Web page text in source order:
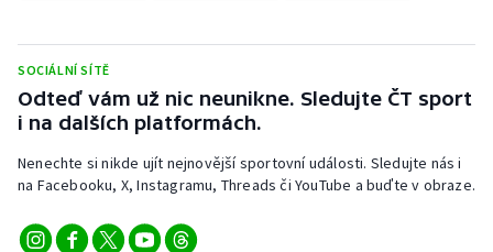
SOCIÁLNÍ SÍTĚ
Odteď vám už nic neunikne. Sledujte ČT sport
i na dalších platformách.
Nenechte si nikde ujít nejnovější sportovní události. Sledujte nás i
na Facebooku, X, Instagramu, Threads či YouTube a buďte v obraze.